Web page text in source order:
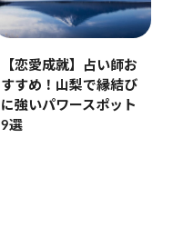
【恋愛成就】占い師お
すすめ！山梨で縁結び
に強いパワースポット
9選